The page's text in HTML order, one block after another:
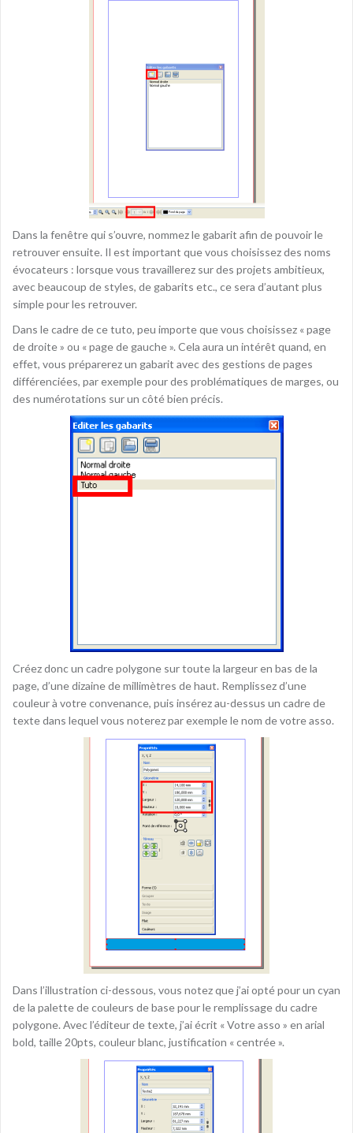
Dans la fenêtre qui s’ouvre, nommez le gabarit afin de pouvoir le
retrouver ensuite. Il est important que vous choisissez des noms
évocateurs : lorsque vous travaillerez sur des projets ambitieux,
avec beaucoup de styles, de gabarits etc., ce sera d’autant plus
simple pour les retrouver.
Dans le cadre de ce tuto, peu importe que vous choisissez « page
de droite » ou « page de gauche ». Cela aura un intérêt quand, en
effet, vous préparerez un gabarit avec des gestions de pages
différenciées, par exemple pour des problématiques de marges, ou
des numérotations sur un côté bien précis.
Créez donc un cadre polygone sur toute la largeur en bas de la
page, d’une dizaine de millimètres de haut. Remplissez d’une
couleur à votre convenance, puis insérez au-dessus un cadre de
texte dans lequel vous noterez par exemple le nom de votre asso.
Dans l’illustration ci-dessous, vous notez que j’ai opté pour un cyan
de la palette de couleurs de base pour le remplissage du cadre
polygone. Avec l’éditeur de texte, j’ai écrit « Votre asso » en arial
bold, taille 20pts, couleur blanc, justification « centrée ».